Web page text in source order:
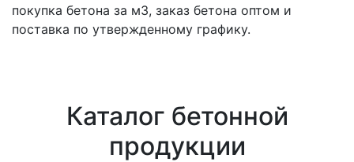
покупка бетона за м3, заказ бетона оптом и
поставка по утвержденному графику.
Каталог бетонной
продукции